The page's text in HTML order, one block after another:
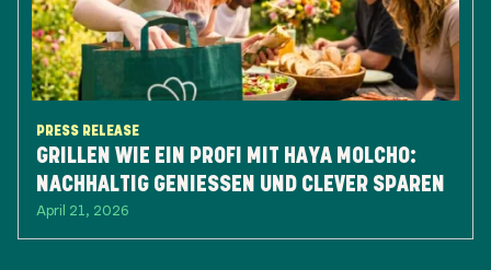
PRESS RELEASE
GRILLEN WIE EIN PROFI MIT HAYA MOLCHO:
NACHHALTIG GENIESSEN UND CLEVER SPAREN
April 21, 2026